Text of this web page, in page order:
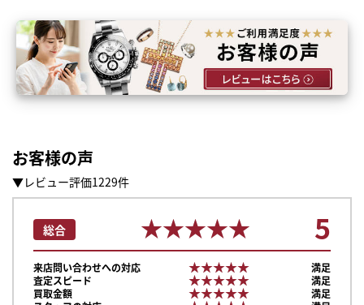
お客様の声
▼レビュー評価1229件
総合 ★★★★★
★★★★★ 5
来店問い合わせへの対応 ★★★★★
★★★★★
満足
査定スピード
★★★★★
★★★★★
満足
買取金額
★★★★★
★★★★★
満足